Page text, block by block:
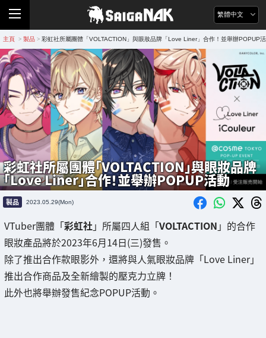
繁體中文
主頁 > 製品 > 彩虹社所屬團體「VOLTACTION」與眼妝品牌「Love Liner」合作！並舉辦POPUP
彩虹社所屬團體「VOLTACTION」與眼妝品牌
「Love Liner」合作！並舉辦POPUP活動
製品 2023.05.29(Mon)
VTuber團體「彩虹社 」所屬四人組「VOLTACTION 」的合作
眼妝產品將於2023年6月14日(三)發售。
除了推出合作款眼影外，還將與人氣眼妝品牌「Love Liner」
推出合作商品及全新繪製的壓克力立牌！
此外也將舉辦發售紀念POPUP活動。